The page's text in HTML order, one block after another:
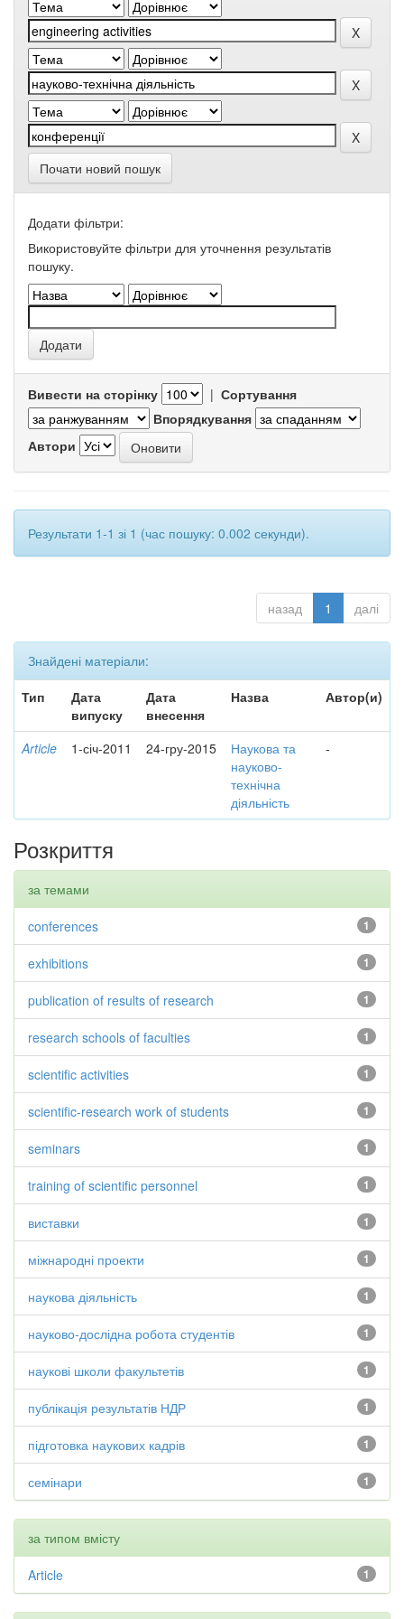
Почати новий пошук
Додати фільтри:
Використовуйте фільтри для уточнення результатів
пошуку.
Вивести на сторінку | Сортування
Впорядкування
Автори
Результати 1-1 зі 1 (час пошуку: 0.002 секунди).
назад 1 далі
Знайдені матеріали:
Тип
Дата
випуску
Дата
внесення
Назва Автор(и)
Article 1-січ-2011 24-гру-2015
Наукова та
науково-
технічна
діяльність
-
Розкриття
за темами
1
conferences
1
exhibitions
1
publication of results of research
1
research schools of faculties
1
scientific activities
1
scientific-research work of students
1
seminars
1
training of scientific personnel
1
виставки
1
міжнародні проекти
1
наукова діяльність
1
науково-дослідна робота студентів
1
наукові школи факультетів
1
публікація результатів НДР
1
підготовка наукових кадрів
1
семінари
за типом вмісту
1
Article